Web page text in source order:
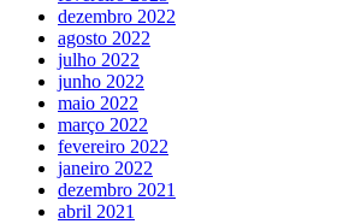
dezembro 2022
agosto 2022
julho 2022
junho 2022
maio 2022
março 2022
fevereiro 2022
janeiro 2022
dezembro 2021
abril 2021